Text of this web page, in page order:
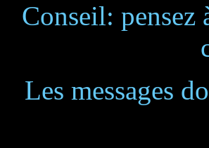
Conseil: pensez
Les messages